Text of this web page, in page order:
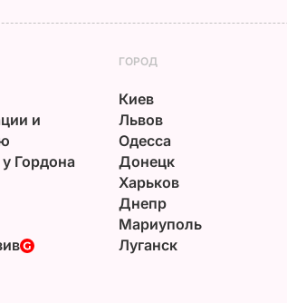
и
у Гордона
ГОРОД
Киев
Львов
Одесса
Донецк
Харьков
Днепр
Мариуполь
Луганск